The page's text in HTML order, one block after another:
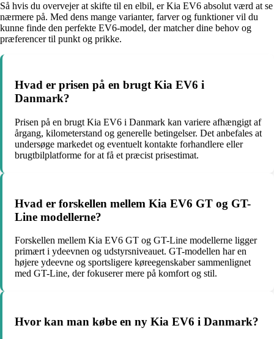
Så hvis du overvejer at skifte til en elbil, er Kia EV6 absolut værd at se
nærmere på. Med dens mange varianter, farver og funktioner vil du
kunne finde den perfekte EV6-model, der matcher dine behov og
præferencer til punkt og prikke.
Hvad er prisen på en brugt Kia EV6 i
Danmark?
Prisen på en brugt Kia EV6 i Danmark kan variere afhængigt af
årgang, kilometerstand og generelle betingelser. Det anbefales at
undersøge markedet og eventuelt kontakte forhandlere eller
brugtbilplatforme for at få et præcist prisestimat.
Hvad er forskellen mellem Kia EV6 GT og GT-
Line modellerne?
Forskellen mellem Kia EV6 GT og GT-Line modellerne ligger
primært i ydeevnen og udstyrsniveauet. GT-modellen har en
højere ydeevne og sportsligere køreegenskaber sammenlignet
med GT-Line, der fokuserer mere på komfort og stil.
Hvor kan man købe en ny Kia EV6 i Danmark?